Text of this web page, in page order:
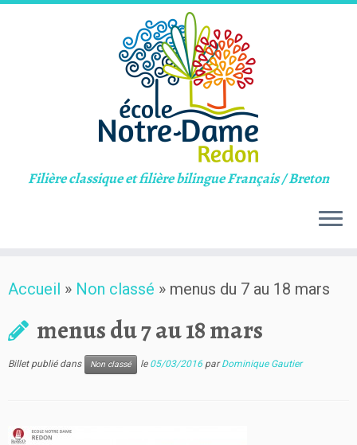
to
content
Filière classique et filière bilingue Français / Breton
Accueil » Non classé » menus du 7 au 18 mars
menus du 7 au 18 mars
Billet publié dans Non classé le 05/03/2016 parDominique Gautier